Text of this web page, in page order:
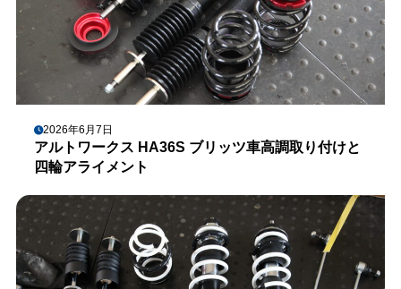
2026年6月7日
アルトワークス HA36S ブリッツ車高調取り付けと
四輪アライメント